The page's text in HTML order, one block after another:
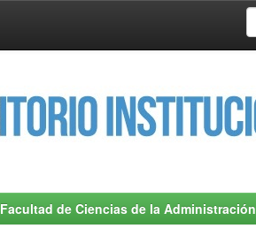
Facultad de Ciencias de la Administración